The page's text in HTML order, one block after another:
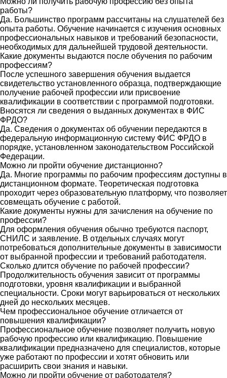
работы?
Да. Большинство программ рассчитаны на слушателей без
опыта работы. Обучение начинается с изучения основных
профессиональных навыков и требований безопасности,
необходимых для дальнейшей трудовой деятельности.
Какие документы выдаются после обучения по рабочим
профессиям?
После успешного завершения обучения выдается
свидетельство установленного образца, подтверждающие
получение рабочей профессии или присвоение
квалификации в соответствии с программой подготовки.
Вносятся ли сведения о выданных документах в ФИС
ФРДО?
Да. Сведения о документах об обучении передаются в
федеральную информационную систему ФИС ФРДО в
порядке, установленном законодательством Российской
Федерации.
Можно ли пройти обучение дистанционно?
Да. Многие программы по рабочим профессиям доступны в
дистанционном формате. Теоретическая подготовка
проходит через образовательную платформу, что позволяет
совмещать обучение с работой.
Какие документы нужны для зачисления на обучение по
профессии?
Для оформления обучения обычно требуются паспорт,
СНИЛС и заявление. В отдельных случаях могут
потребоваться дополнительные документы в зависимости
от выбранной профессии и требований работодателя.
Сколько длится обучение по рабочей профессии?
Продолжительность обучения зависит от программы
подготовки, уровня квалификации и выбранной
специальности. Сроки могут варьироваться от нескольких
дней до нескольких месяцев.
Чем профессиональное обучение отличается от
повышения квалификации?
Профессиональное обучение позволяет получить новую
рабочую профессию или квалификацию. Повышение
квалификации предназначено для специалистов, которые
уже работают по профессии и хотят обновить или
расширить свои знания и навыки.
Можно ли пройти обучение от работодателя?